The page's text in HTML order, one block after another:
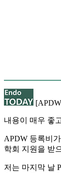
내용이 매우 좋
APDW 등록비
학회 지원을 받
저는 마지막 날